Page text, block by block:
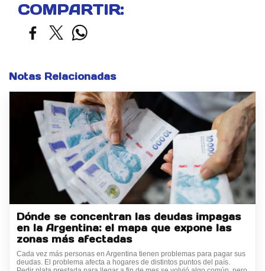
COMPARTIR:
Notas Relacionadas
Dónde se concentran las deudas impagas
en la Argentina: el mapa que expone las
zonas más afectadas
Cada vez más personas en Argentina tienen problemas para pagar sus
deudas. El problema afecta a hogares de distintos puntos del país.